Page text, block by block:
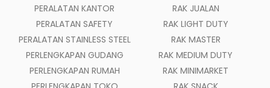
PERALATAN KANTOR
PERALATAN SAFETY
PERALATAN STAINLESS STEEL
PERLENGKAPAN GUDANG
PERLENGKAPAN RUMAH
RAK JUALAN
RAK LIGHT DUTY
RAK MASTER
RAK MEDIUM DUTY
RAK MINIMARKET